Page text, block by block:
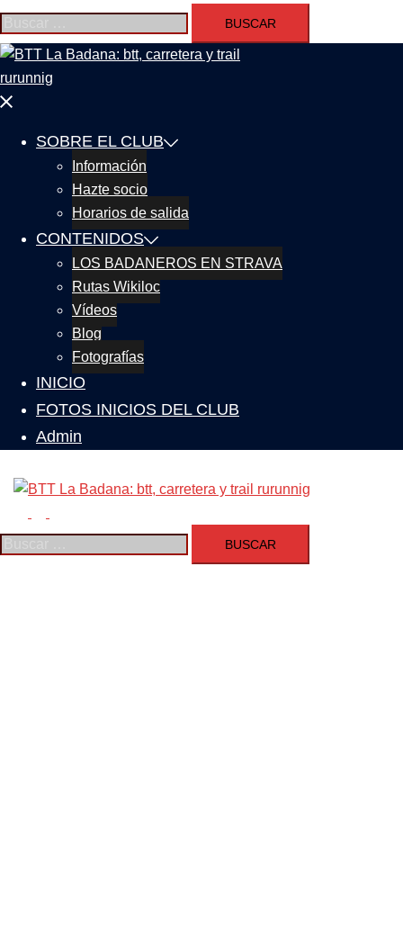
Cerrar
SOBRE EL CLUB
Información
Hazte socio
Horarios de salida
CONTENIDOS
LOS BADANEROS EN STRAVA
Rutas Wikiloc
Vídeos
Blog
Fotografías
INICIO
FOTOS INICIOS DEL CLUB
Admin
menú